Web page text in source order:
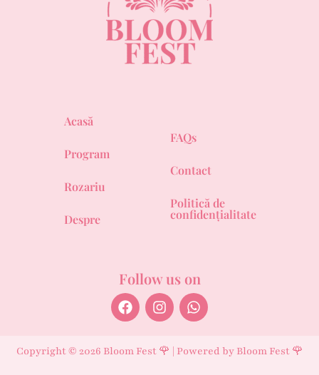
Acasă
Program
Rozariu
Despre
FAQs
Contact
Politică de
confidențialitate
Follow us on
Copyright © 2026 Bloom Fest 🌹 | Powered by Bloom Fest 🌹